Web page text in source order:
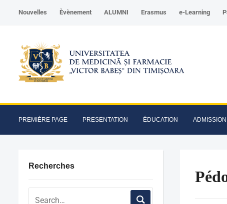
Nouvelles Èvènement ALUMNI Erasmus e-Learning
PREMIÈRE PAGE PRESENTATION ÉDUCATION ADMISSION
Recherches